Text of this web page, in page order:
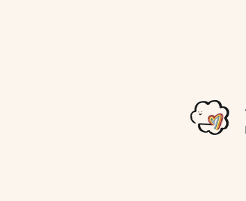
你可能不是「太